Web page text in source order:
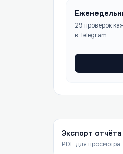
29 проверок
в Telegram.
Экспорт отчёта
PDF для